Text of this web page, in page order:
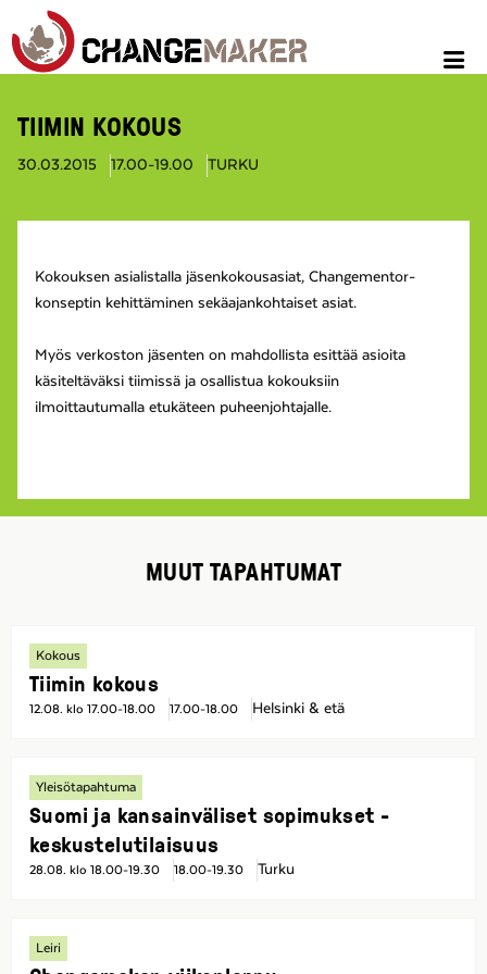
TIIMIN KOKOUS
30.03.2015 17.00-19.00 TURKU
Kokouksen asialistalla jäsenkokousasiat, Changementor-
konseptin kehittäminen sekäajankohtaiset asiat.
Myös verkoston jäsenten on mahdollista esittää asioita
käsiteltäväksi tiimissä ja osallistua kokouksiin
ilmoittautumalla etukäteen puheenjohtajalle.
MUUT TAPAHTUMAT
Kokous
Tiimin kokous
12.08. klo 17.00-18.00 17.00-18.00 Helsinki & etä
Yleisötapahtuma
Suomi ja kansainväliset sopimukset -
keskustelutilaisuus
28.08. klo 18.00-19.30 18.00-19.30 Turku
Leiri